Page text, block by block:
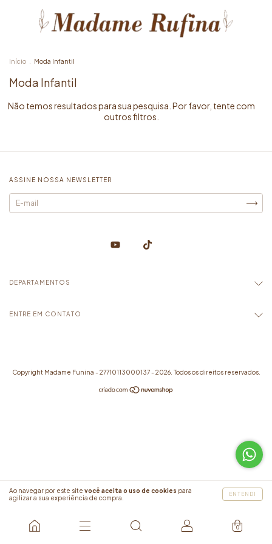
Ao navegar por este site você aceita o uso de cookies para
agilizar a sua experiência de compra.
ENTENDI
0
Início Moda Infantil
Moda Infantil
Não temos resultados para sua pesquisa. Por favor, tente com
outros filtros.
ASSINE NOSSA NEWSLETTER
DEPARTAMENTOS
ENTRE EM CONTATO
Copyright Madame Funina - 27710113000137 - 2026. Todos os direitos reservados.